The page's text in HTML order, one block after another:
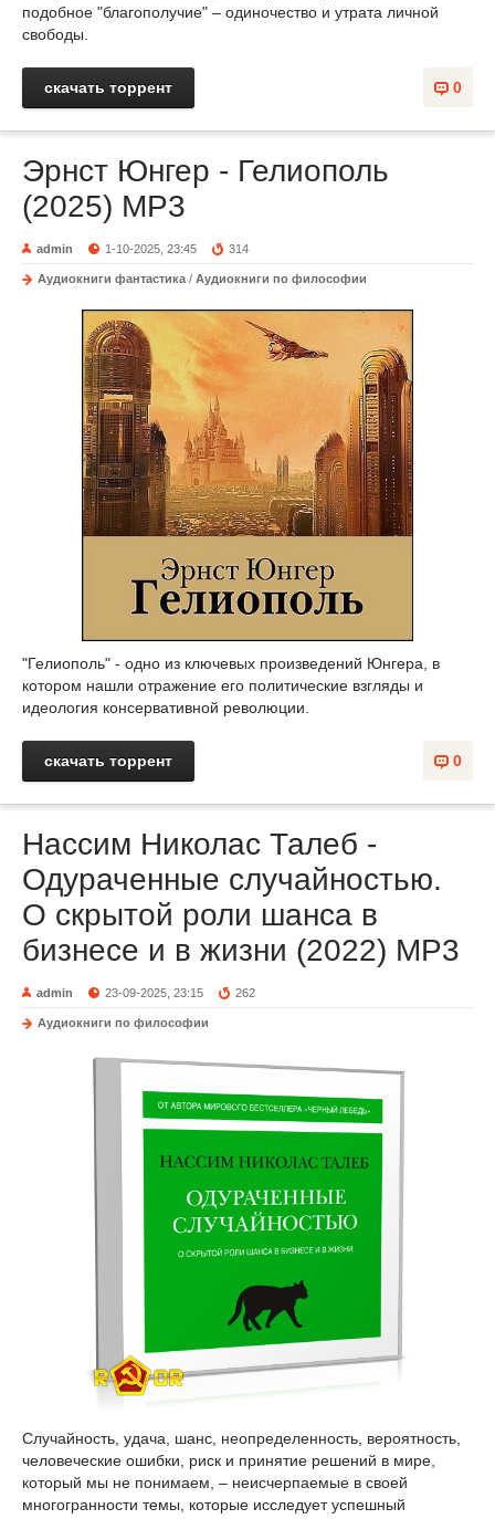
подобное "благополучие" – одиночество и утрата личной
свободы.
0
скачать торрент
Эрнст Юнгер - Гелиополь
(2025) MP3
admin 1-10-2025, 23:45 314
Аудиокниги фантастика / Аудиокниги по философии
"Гелиополь" - одно из ключевых произведений Юнгера, в
котором нашли отражение его политические взгляды и
идеология консервативной революции.
0
скачать торрент
Нассим Николас Талеб -
Одураченные случайностью.
О скрытой роли шанса в
бизнесе и в жизни (2022) MP3
admin 23-09-2025, 23:15 262
Аудиокниги по философии
Случайность, удача, шанс, неопределенность, вероятность,
человеческие ошибки, риск и принятие решений в мире,
который мы не понимаем, – неисчерпаемые в своей
многогранности темы, которые исследует успешный